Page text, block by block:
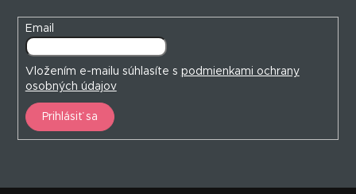
Email
Vložením e-mailu súhlasíte s podmienkami ochrany
osobných údajov
Prihlásiť sa